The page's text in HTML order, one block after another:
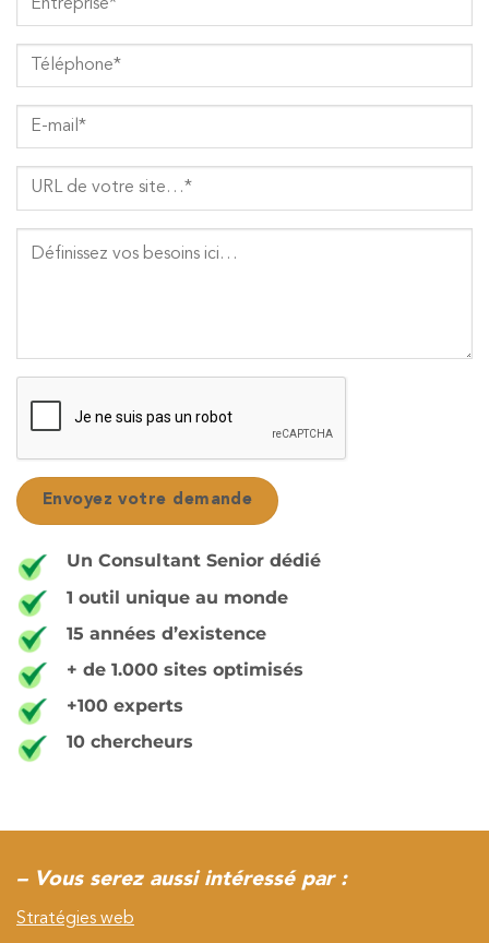
Un Consultant Senior dédié
1 outil unique au monde
15 années d’existence
+ de 1.000 sites optimisés
+100 experts
10 chercheurs
– Vous serez aussi intéressé par :
Stratégies web